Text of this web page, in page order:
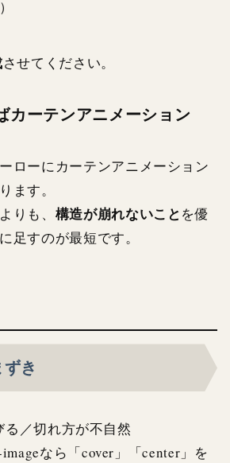
させてください。
カーテンアニメーション
ローにカーテンアニメーション
ます。
りも、 構造が崩れないことを優
足すのが最短です。
き
／切れ方が不自然
なら「cover」「center」を